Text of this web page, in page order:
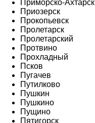
Приморско-Ахтарск
Приозерск
Прокопьевск
Пролетарск
Пролетарский
Протвино
Прохладный
Псков
Пугачев
Путилково
Пушкин
Пушкино
Пущино
Пятигорск